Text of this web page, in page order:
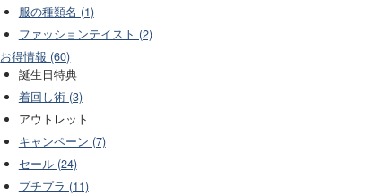
服の種類名 (1)
ファッションテイスト (2)
お得情報 (60)
誕生日特典
着回し術 (3)
アウトレット
キャンペーン (7)
セール (24)
プチプラ (11)